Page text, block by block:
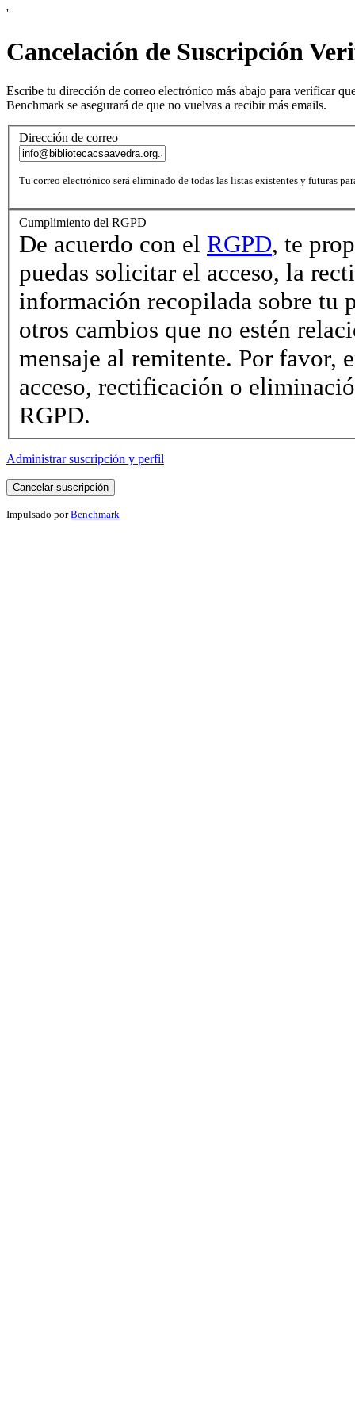
'
Cancelación de Suscripción
Escribe tu dirección de correo electrónico más abajo para verificar
Benchmark se asegurará de que no vuelvas a recibir más emails.
Dirección de correo
Tu correo electrónico será eliminado de todas las listas existentes y futuras
Cumplimiento del RGPD
De acuerdo con el RGPD, te
puedas solicitar el acceso, la
información recopilada sobre tu
otros cambios que no estén
mensaje al remitente. Por favor,
acceso, rectificación o
RGPD.
Administrar suscripción y perfil
Impulsado porBenchmark